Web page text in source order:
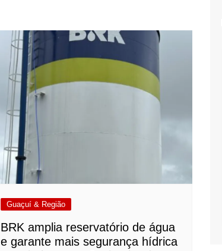
Guaçuí & Região
BRK amplia reservatório de água
e garante mais segurança hídrica